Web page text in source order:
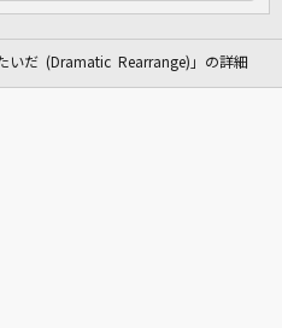
いだ (Dramatic Rearrange)」の詳細